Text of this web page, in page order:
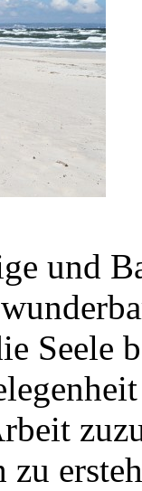
und
Seele